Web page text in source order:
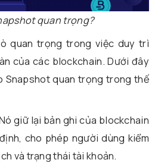
quan trọng?
quan trọng trong việc duy trì
của các blockchain. Dưới đây
Snapshot quan trọng trong thế
giữ lại bản ghi của blockchain
cho phép người dùng kiểm
và trạng thái tài khoản.